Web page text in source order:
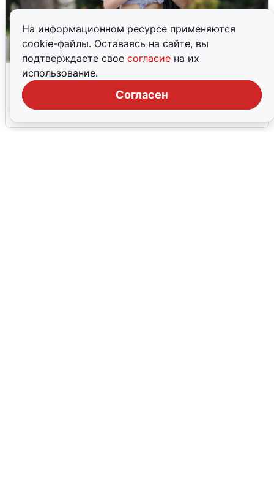
На информационном ресурсе применяются
cookie-файлы. Оставаясь на сайте, вы
подтверждаете свое согласие на их
использование.
Согласен
Волгоградцы остались без
мобильного интернета
6 августа 0